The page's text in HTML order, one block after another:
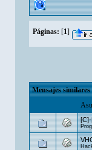
Páginas: [1]
Mensajes similares